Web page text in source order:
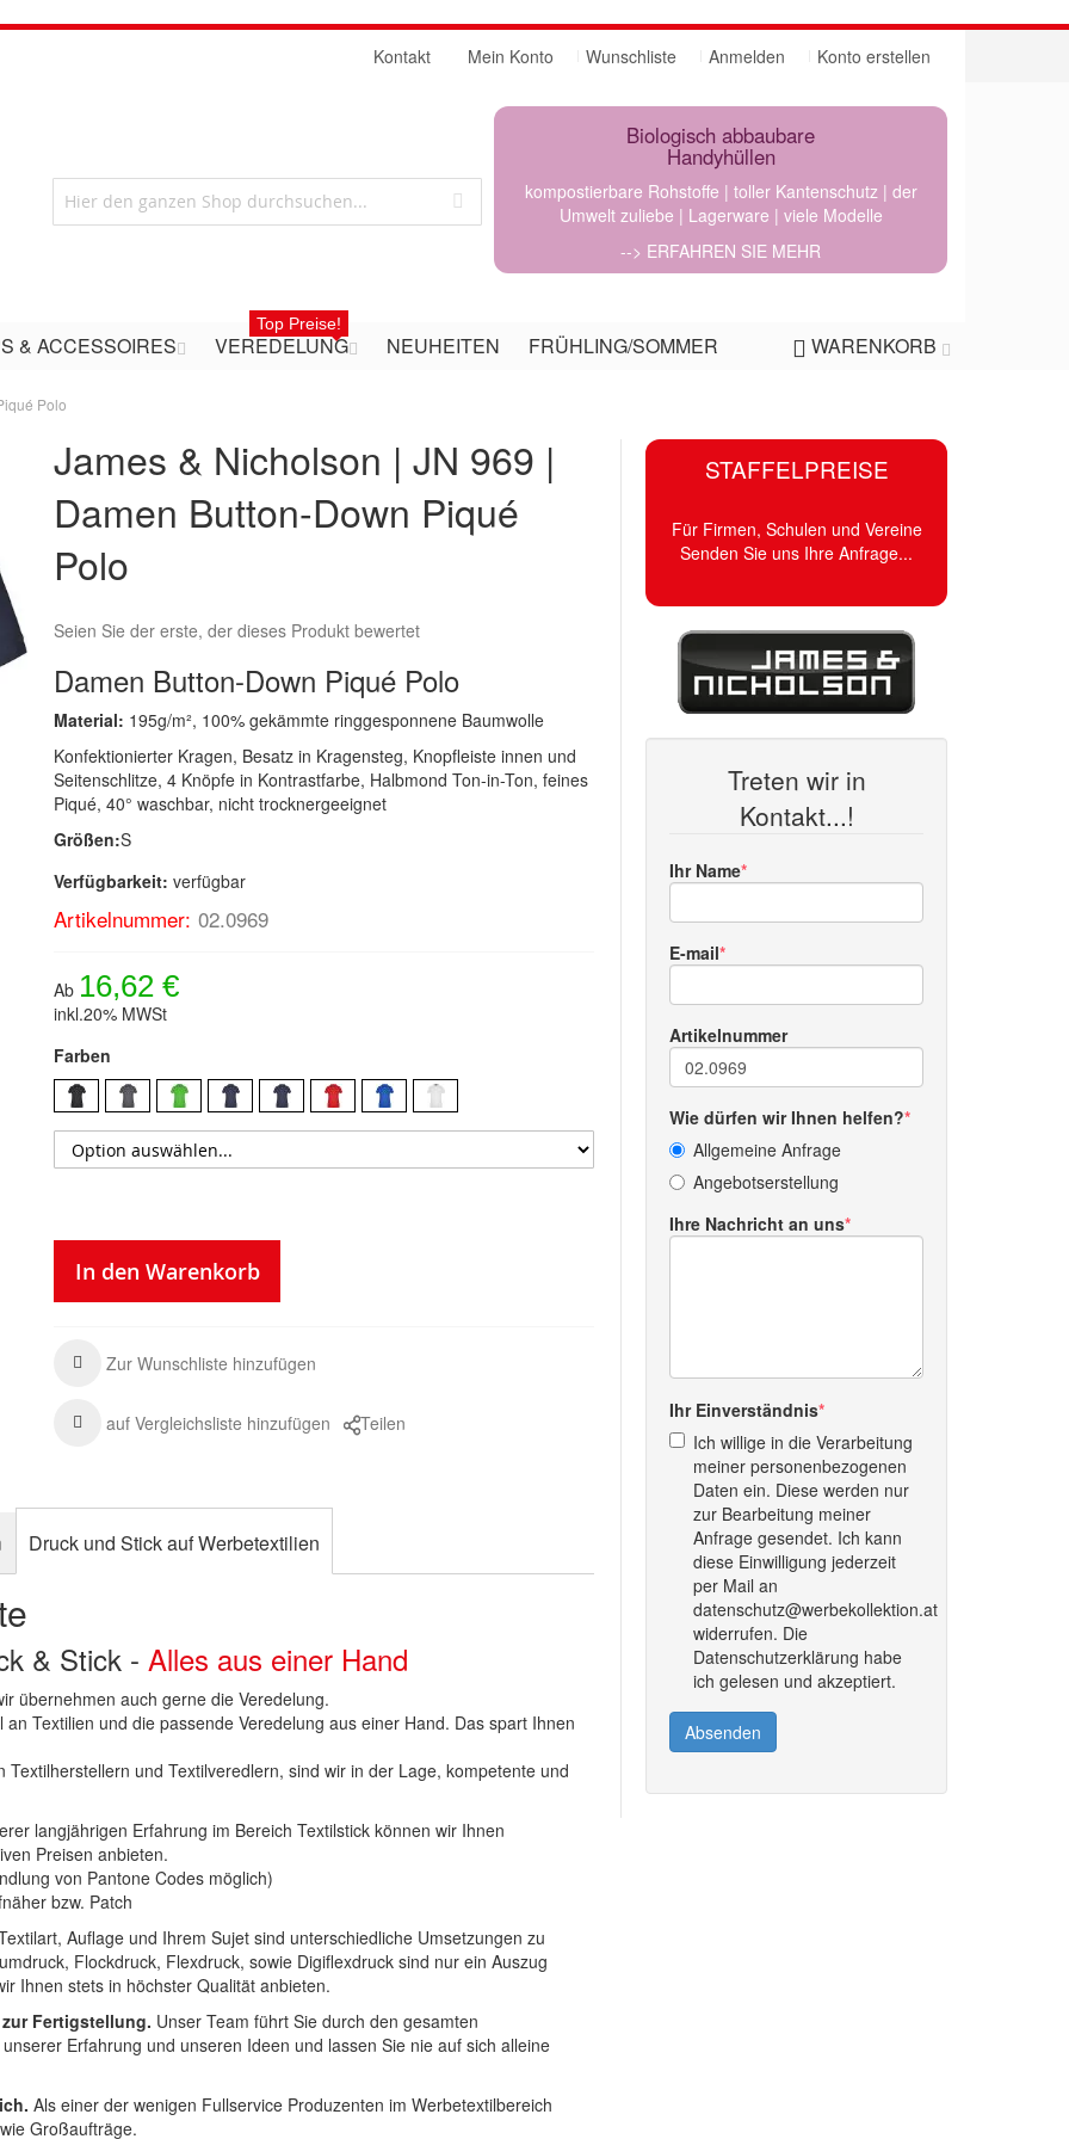
Mein Konto Wunschliste Anmelden Konto erstellen
Kontakt
Biologisch abbaubare
Handyhüllen
kompostierbare Rohstoffe | toller Kantenschutz | der
Umwelt zuliebe | Lagerware | viele Modelle
--> ERFAHREN SIE MEHR
WARENKORB
& ACCESSOIRES VEREDELUNG
Top Preise!
NEUHEITEN FRÜHLING/SOMMER
Polo
James & Nicholson | JN 969 |
Damen Button-Down Piqué
Polo
Seien Sie der erste, der dieses Produkt bewertet
Damen Button-Down Piqué Polo
Material: 195g/m², 100% gekämmte ringgesponnene Baumwolle
Konfektionierter Kragen, Besatz in Kragensteg, Knopfleiste innen und
Seitenschlitze, 4 Knöpfe in Kontrastfarbe, Halbmond Ton-in-Ton, feines
Piqué, 40° waschbar, nicht trocknergeeignet
Größen:S
Verfügbarkeit: verfügbar
Artikelnummer: 02.0969
Ab 16,62 €
inkl.20% MWSt
Farben
In den Warenkorb
Zur Wunschliste hinzufügen
auf Vergleichsliste hinzufügen Teilen
STAFFELPREISE
Für Firmen, Schulen und Vereine
Senden Sie uns Ihre Anfrage...
Treten wir in
Kontakt...!
Ihr Name
E-mail
Artikelnummer
Wie dürfen wir Ihnen helfen?
Allgemeine Anfrage
Angebotserstellung
Ihre Nachricht an uns
Ihr Einverständnis
Ich willige in die Verarbeitung
meiner personenbezogenen
Daten ein. Diese werden nur
zur Bearbeitung meiner
Anfrage gesendet. Ich kann
diese Einwilligung jederzeit
per Mail an
datenschutz@werbekollektion.at
widerrufen. Die
Datenschutzerklärung habe
ich gelesen und akzeptiert.
Absenden
Druck und Stick auf Werbetextilien
& Stick -Alles aus einer Hand
übernehmen auch gerne die Veredelung.
Textilien und die passende Veredelung aus einer Hand. Das spart Ihnen
und Textilveredlern, sind wir in der Lage, kompetente und
langjährigen Erfahrung im Bereich Textilstick können wir Ihnen
Preisen anbieten.
von Pantone Codes möglich)
bzw. Patch
Auflage und Ihrem Sujet sind unterschiedliche Umsetzungen zu
Flockdruck, Flexdruck, sowie Digiflexdruck sind nur ein Auszug
Ihnen stets in höchster Qualität anbieten.
Fertigstellung. Unser Team führt Sie durch den gesamten
Erfahrung und unseren Ideen und lassen Sie nie auf sich alleine
Als einer der wenigen Fullservice Produzenten im Werbetextilbereich
Großaufträge.